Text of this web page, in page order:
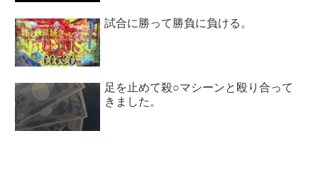
試合に勝って勝負に負ける。
足を止めて殺○マシーンと殴り合って
きました。